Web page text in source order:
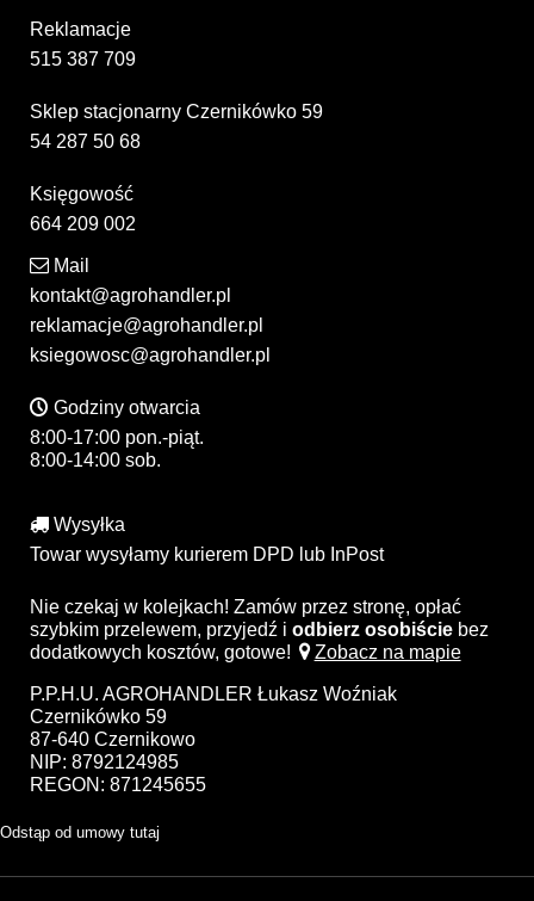
Reklamacje
515 387 709
Sklep stacjonarny Czernikówko 59
54 287 50 68
Księgowość
664 209 002
Mail
kontakt@agrohandler.pl
reklamacje@agrohandler.pl
ksiegowosc@agrohandler.pl
Godziny otwarcia
8:00-17:00 pon.-piąt.
8:00-14:00 sob.
Wysyłka
Towar wysyłamy kurierem DPD lub InPost
Nie czekaj w kolejkach! Zamów przez stronę, opłać
szybkim przelewem, przyjedź i odbierz osobiście bez
dodatkowych kosztów, gotowe!
Zobacz na mapie
P.P.H.U. AGROHANDLER Łukasz Woźniak
Czernikówko 59
87-640 Czernikowo
NIP: 8792124985
REGON: 871245655
Odstąp od umowy tutaj